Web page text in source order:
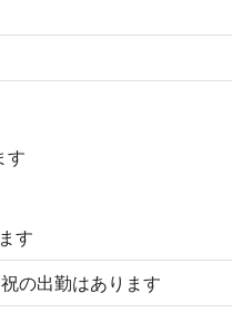
す
す
の出勤はあります